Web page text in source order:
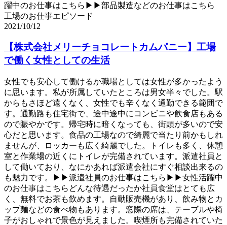
躍中のお仕事はこちら▶▶部品製造などのお仕事はこちら
工場のお仕事エピソード
2021/10/12
【株式会社メリーチョコレートカムパニー】工場
で働く女性としての生活
女性でも安心して働けるか職場としては女性が多かったよう
に思います。私が所属していたところは男女半々でした。駅
からもさほど遠くなく、女性でも辛くなく通勤できる範囲で
す。通勤路も住宅街で、途中途中にコンビニや飲食店もある
ので賑やかです。帰宅時に暗くなっても、街頭が多いので安
心だと思います。食品の工場なので綺麗で当たり前かもしれ
ませんが、ロッカーも広く綺麗でした。トイレも多く、休憩
室と作業場の近くにトイレが完備されています。派遣社員と
して働いており、なにかあれば派遣会社にすぐ相談出来るの
も魅力です。▶▶派遣社員のお仕事はこちら▶▶女性活躍中
のお仕事はこちらどんな待遇だったか社員食堂はとても広
く、無料でお茶も飲めます。自動販売機があり、飲み物とカ
ップ麺などの食べ物もあります。窓際の席は、テーブルや椅
子がおしゃれで景色が見えました。喫煙所も完備されていた